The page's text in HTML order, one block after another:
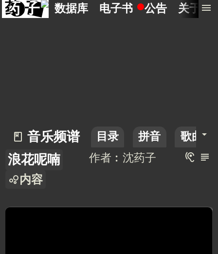
药 子 数据库 电子书 公告 关于 menu
book_2
音乐频谱 目录 拼音 歌曲点
arrow_drop_down
浪花呢喃 作者︰沈药子 hearing subject
内容